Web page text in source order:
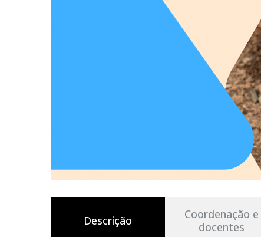
Descrição
Coordenação e
docentes